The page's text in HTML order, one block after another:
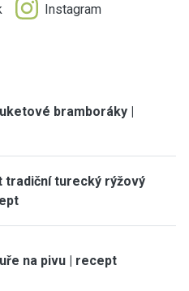
Instagram
bramboráky |
tradiční turecký rýžový
na pivu | recept